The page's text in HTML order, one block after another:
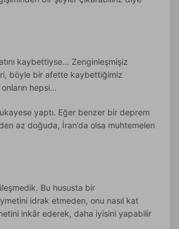
kaybettiyse… Zenginleşmişiz
böyle bir afette kaybettiğimiz
onların hepsi…
yaptı. Eğer benzer bir deprem
az doğuda, İran’da olsa muhtemelen
Bu hususta bir
idrak etmeden, onu nasıl kat
inkâr ederek, daha iyisini yapabilir